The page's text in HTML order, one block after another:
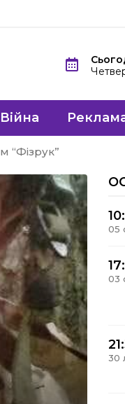
Війна
“Фізрук”
05
03
30